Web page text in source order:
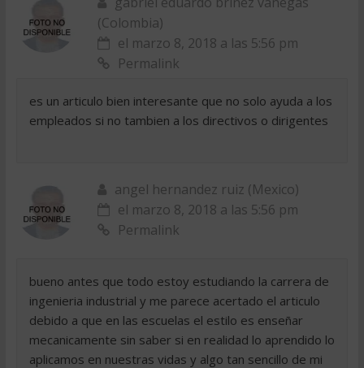
(Colombia)
el marzo 8, 2018 a las 5:56 pm
Permalink
es un articulo bien interesante que no solo ayuda a los
empleados si no tambien a los directivos o dirigentes
angel hernandez ruiz (Mexico)
el marzo 8, 2018 a las 5:56 pm
Permalink
bueno antes que todo estoy estudiando la carrera de
ingenieria industrial y me parece acertado el articulo
debido a que en las escuelas el estilo es enseñar
mecanicamente sin saber si en realidad lo aprendido lo
aplicamos en nuestras vidas y algo tan sencillo de mi